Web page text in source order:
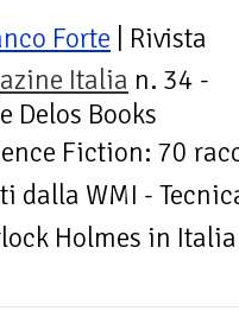
Forte | Rivista
Italia n. 34 -
Delos Books
Fiction: 70
dalla WMI -
Holmes in Italia